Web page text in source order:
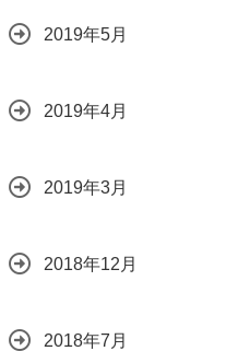
2019年5月
2019年4月
2019年3月
2018年12月
2018年7月